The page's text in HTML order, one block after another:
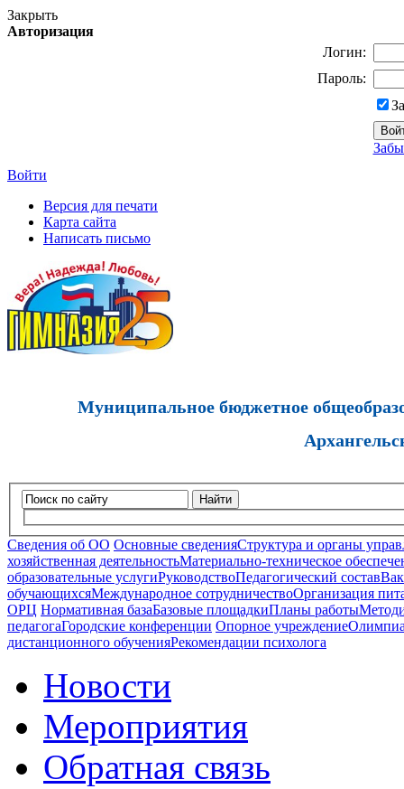
Закрыть
Авторизация
Логин:
Пароль:
Войти
Версия для печати
Карта сайта
Написать письмо
Муниципальное бюджетное
Найти
Сведения об ОО Основные сведенияСтруктура и органы
хозяйственная деятельностьМатериально-техническое
образовательные услугиРуководствоПедагогический состав
обучающихсяМеждународное сотрудничествоОрганизация
ОРЦ Нормативная базаБазовые площадкиПланы работы
педагогаГородские конференции Опорное учреждение
дистанционного обученияРекомендации психолога
Новости
Мероприятия
Обратная связь